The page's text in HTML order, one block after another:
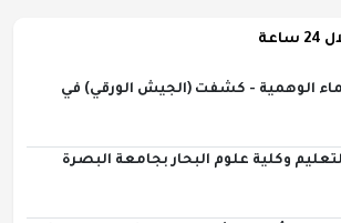
الوهمية - كشفت (الجيش الورقي) في
وكلية علوم البحار بجامعة البصرة